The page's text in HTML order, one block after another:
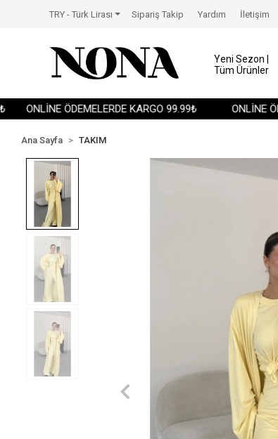
ONLİNE ÖDEMELERDE KARGO 99.99₺ ONLİNE
TRY - Türk Lirası Sipariş Takip Yardım İletişim
Yeni Sezon |
Tüm Ürünler
Ana Sayfa TAKIM